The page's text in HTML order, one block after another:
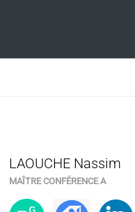
LAOUCHE Nassim
MAÎTRE CONFÉRENCE A